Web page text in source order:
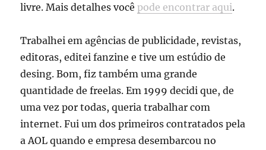
livre. Mais detalhes vocêpode encontrar aqui.
Trabalhei em agências de publicidade, revistas,
editoras, editei fanzine e tive um estúdio de
desing. Bom, fiz também uma grande
quantidade de freelas. Em 1999 decidi que, de
uma vez por todas, queria trabalhar com
internet. Fui um dos primeiros contratados pela
a AOL quando e empresa desembarcou no